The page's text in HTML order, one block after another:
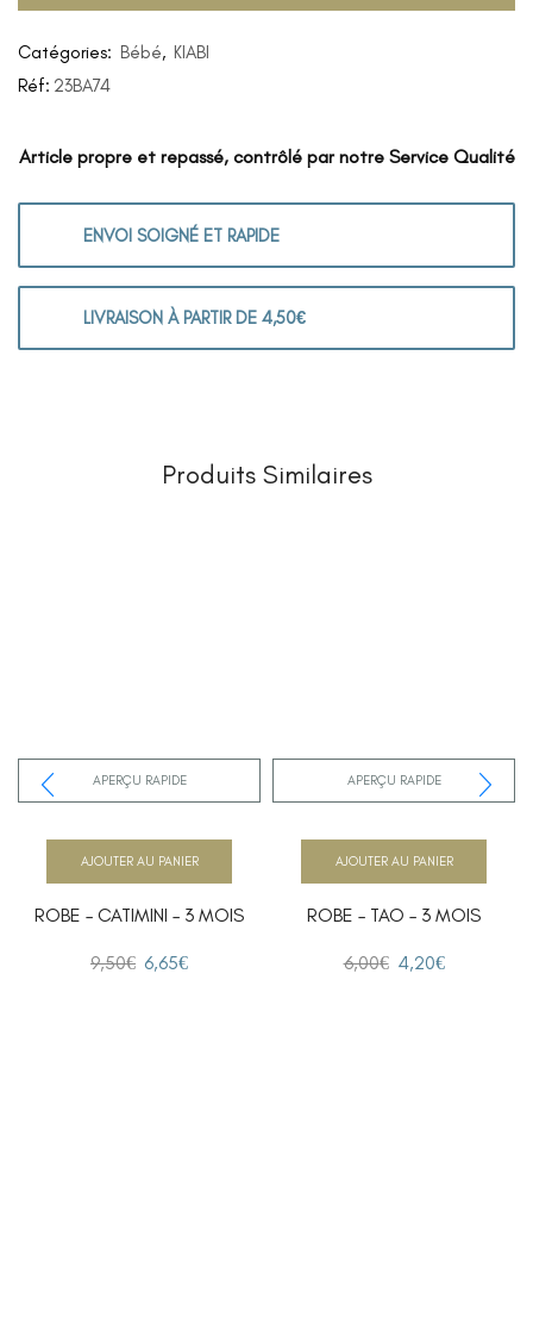
Catégories: Bébé, KIABI
Réf: 23BA74
Article propre et repassé, contrôlé par notre Service Qualité
ENVOI SOIGNÉ ET RAPIDE
LIVRAISON À PARTIR DE 4,50€
Produits Similaires
APERÇU RAPIDE
ROBE – CATIMINI – 3 MOIS
9,50€ 6,65€
AJOUTER AU PANIER
APERÇU RAPIDE
ROBE – TAO – 3 MOIS
6,00€ 4,20€
AJOUTER AU PANIER